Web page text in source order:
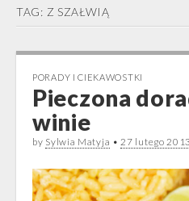
TAG: Z SZAŁWIĄ
PORADY I CIEKAWOSTKI
Pieczona
winie
by Sylwia Matyja •27 lutego 2013